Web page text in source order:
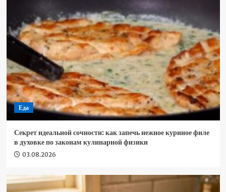
Еда
Секрет идеальной сочности: как запечь нежное куриное филе
в духовке по законам кулинарной физики
03.08.2026